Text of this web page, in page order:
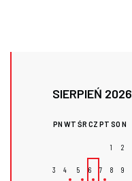
SIERPIEŃ 2026
PN WT ŚR CZ PT SO N
1 2
3 4 5 6 7 8 9